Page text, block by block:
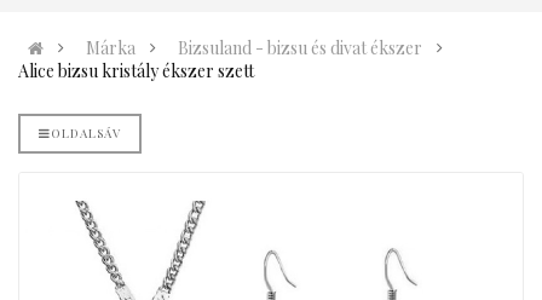
Márka
Bizsuland - bizsu és divat ékszer
Alice bizsu kristály ékszer szett
OLDALSÁV